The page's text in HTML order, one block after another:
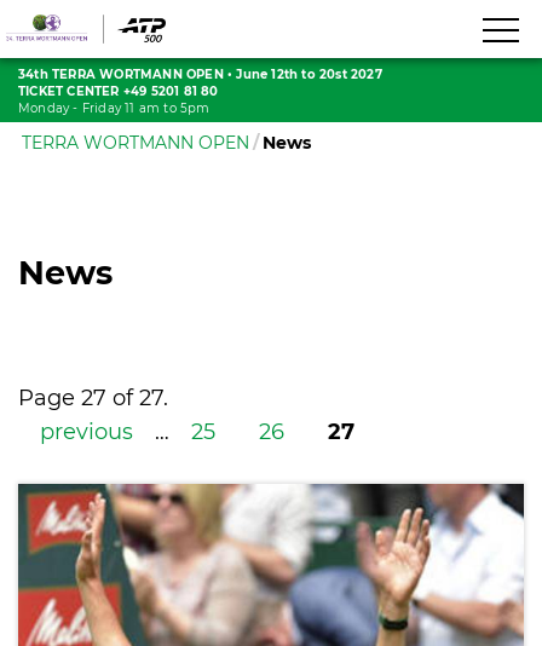
International
34th TERRA WORTMANN OPEN• June 12th to 20st 2027
TICKET CENTER +49 5201 81 80
Monday - Friday 11 am to 5pm
TERRA WORTMANN OPEN News
News
Page 27 of 27.
previous
… 25 26 27